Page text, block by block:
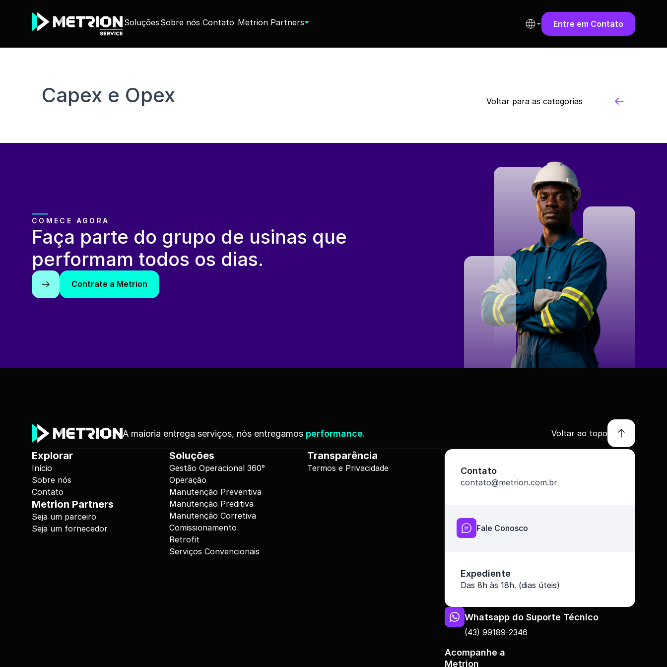
Soluções Sobre nós Contato Metrion Partners Entre em Contato
Capex e Opex Voltar para as categorias
COMECE AGORA
Faça parte do grupo de usinas que
performam todos os dias.
Contrate a Metrion
A maioria entrega serviços, nós entregamos performance. Voltar ao topo
Explorar
Início
Sobre nós
Contato
Metrion Partners
Seja um parceiro
Seja um fornecedor
Soluções
Gestão Operacional 360°
Operação
Manutenção Preventiva
Manutenção Preditiva
Manutenção Corretiva
Comissionamento
Retrofit
Serviços Convencionais
Transparência
Termos e Privacidade Contato
contato@metrion.com.br
Fale Conosco
Expediente
Das 8h às 18h. (dias úteis)
Whatsapp do Suporte Técnico
(43) 99189-2346
Acompanhe a
Metrion